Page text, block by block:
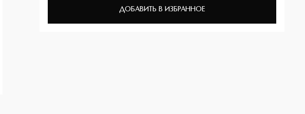
ДОБАВИТЬ В ИЗБРАННОЕ